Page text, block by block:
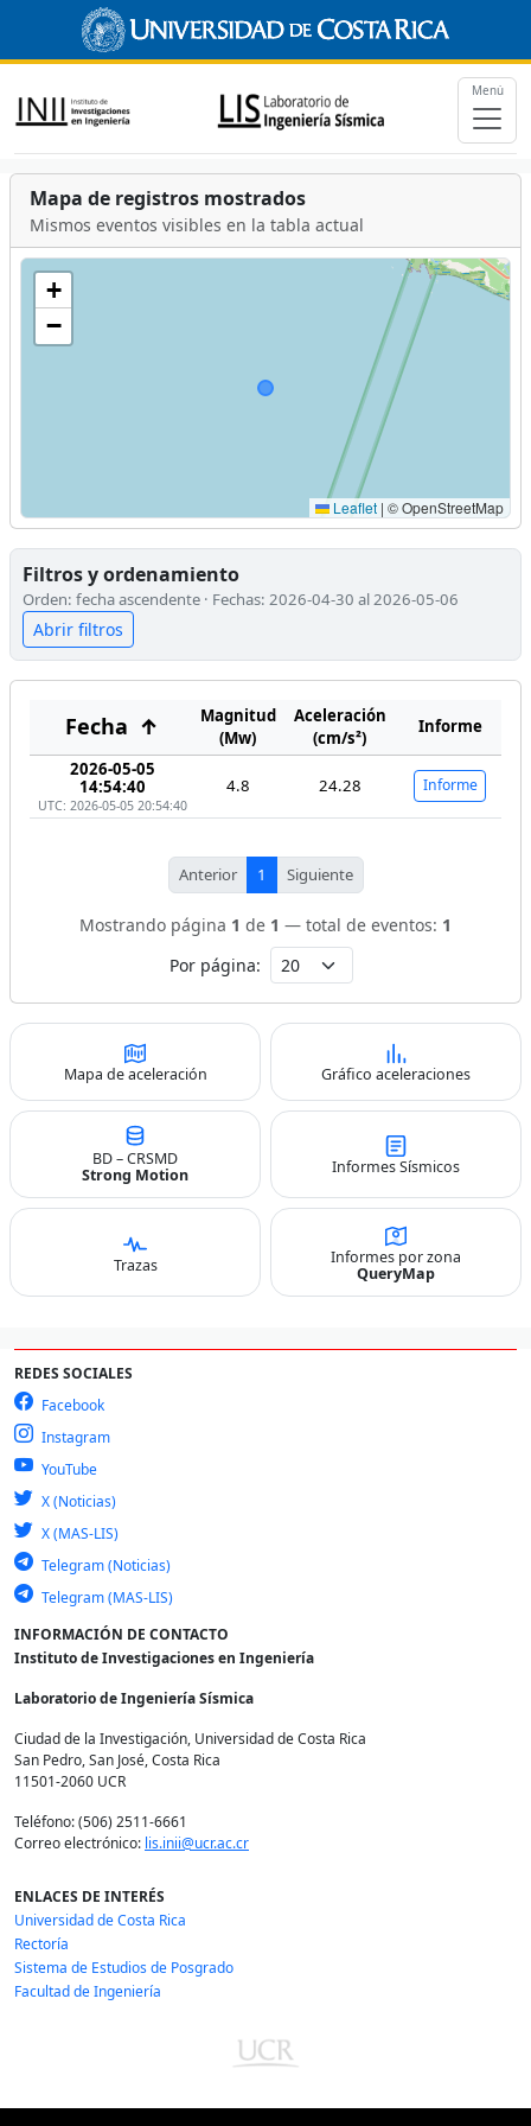
Menú
Mapa de registros mostrados
Mismos eventos visibles en la tabla actual
+
−
Leaflet | © OpenStreetMap
Filtros y ordenamiento
Orden: fecha ascendente · Fechas: 2026-04-30 al 2026-05-06
Abrir filtros
Fecha ↑
Magnitud
(Mw)
Aceleración
(cm/s²)
Informe
2026-05-05
14:54:40
UTC: 2026-05-05 20:54:40
4.8 24.28 Informe
Anterior 1 Siguiente
Mostrando página 1 de 1 — total de eventos: 1
Por página:
Mapa de aceleración Gráfico aceleraciones
BD – CRSMD
Strong Motion
Informes Sísmicos
Trazas
Informes por zona
QueryMap
REDES SOCIALES
Facebook
Instagram
YouTube
X (Noticias)
X (MAS-LIS)
Telegram (Noticias)
Telegram (MAS-LIS)
INFORMACIÓN DE CONTACTO
Instituto de Investigaciones en Ingeniería
Laboratorio de Ingeniería Sísmica
Ciudad de la Investigación, Universidad de Costa Rica
San Pedro, San José, Costa Rica
11501-2060 UCR
Teléfono: (506) 2511-6661
Correo electrónico: lis.inii@ucr.ac.cr
ENLACES DE INTERÉS
Universidad de Costa Rica
Rectoría
Sistema de Estudios de Posgrado
Facultad de Ingeniería